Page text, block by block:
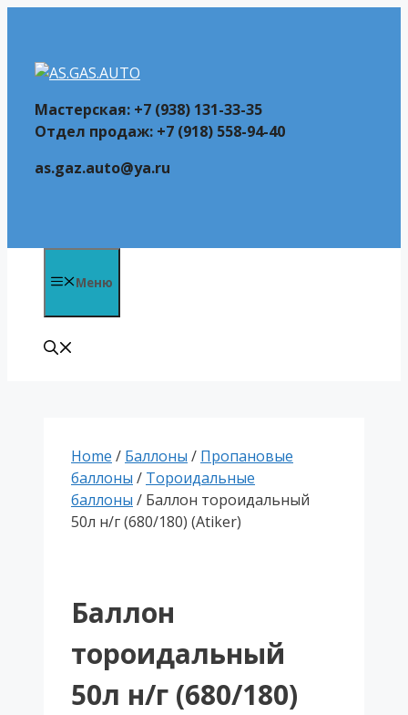
содержимому
Мастерская: +7 (938) 131-33-35
Отдел продаж: +7 (918) 558-94-40
as.gaz.auto@ya.ru
Меню
Home / Баллоны / Пропановые
баллоны / Тороидальные
баллоны / Баллон тороидальный
50л н/г (680/180) (Atiker)
Баллон
тороидальный
50л н/г (680/180)